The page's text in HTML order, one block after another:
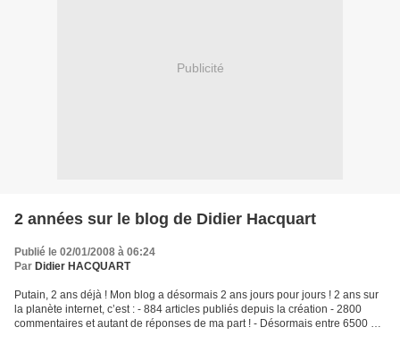
Publicité
2 années sur le blog de Didier Hacquart
Publié le 02/01/2008 à 06:24
Par Didier HACQUART
Putain, 2 ans déjà ! Mon blog a désormais 2 ans jours pour jours ! 2 ans sur
la planète internet, c’est : - 884 articles publiés depuis la création - 2800
commentaires et autant de réponses de ma part ! - Désormais entre 6500 et